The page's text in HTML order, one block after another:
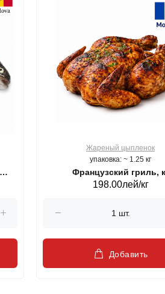
Жареный цыпленок
упаковка: ~ 1.25 кг
Французский гриль,
198.00лей/кг
Добавить